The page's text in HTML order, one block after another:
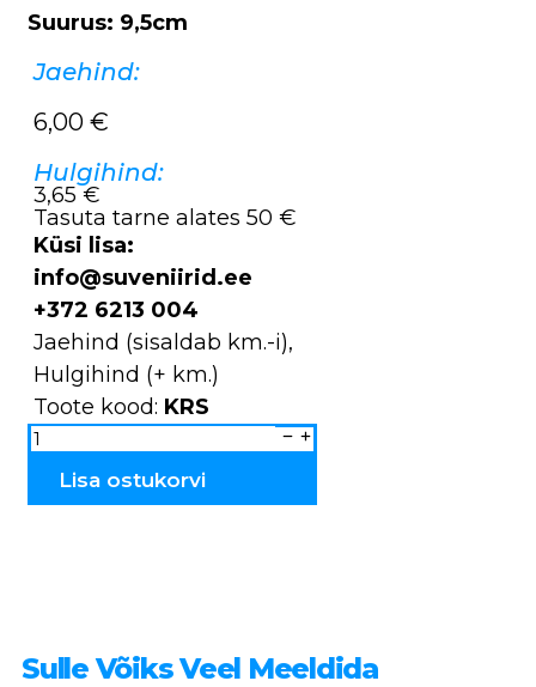
Suurus: 9,5cm
Jaehind:
6,00 €
Hulgihind:
3,65 €
Tasuta tarne alates 50 €
Küsi lisa:
info@suveniirid.ee
+372 6213 004
Jaehind (sisaldab km.-i),
Hulgihind (+ km.)
Toote kood: KRS
Kruus
klaasist
KRS
Lisa ostukorvi
Sulle Võiks Veel Meeldida